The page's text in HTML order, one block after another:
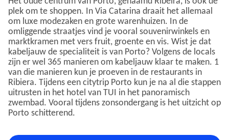
plek om te shoppen. In Via Catarina draait het allemaal
om luxe modezaken en grote warenhuizen. In de
omliggende straatjes vind je vooral souvenirwinkels en
marktkramen met vers fruit, groente en vis. Wist je dat
kabeljauw de specialiteit is van Porto? Volgens de locals
zijn er wel 365 manieren om kabeljauw klaar te maken. 1
van die manieren kun je proeven in de restaurants in
Ribiera. Tijdens een citytrip Porto kun je na al die stappen
uitrusten in het hotel van TUI in het panoramisch
zwembad. Vooral tijdens zonsondergang is het uitzicht op
Porto schitterend.